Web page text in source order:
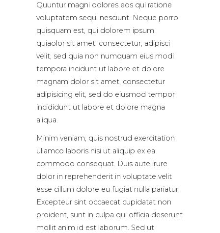
Quuntur magni dolores eos qui ratione
voluptatem sequi nesciunt. Neque porro
quisquam est, qui dolorem ipsum
quiaolor sit amet, consectetur, adipisci
velit, sed quia non numquam eius modi
tempora incidunt ut labore et dolore
magnam dolor sit amet, consectetur
adipisicing elit, sed do eiusmod tempor
incididunt ut labore et dolore magna
aliqua.
Minim veniam, quis nostrud exercitation
ullamco laboris nisi ut aliquip ex ea
commodo consequat. Duis aute irure
dolor in reprehenderit in voluptate velit
esse cillum dolore eu fugiat nulla pariatur.
Excepteur sint occaecat cupidatat non
proident, sunt in culpa qui officia deserunt
mollit anim id est laborum. Sed ut